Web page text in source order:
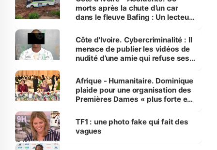
morts après la chute d’un car
dans le fleuve Bafing : Un lecteur
des Transports
Côte d'Ivoire. Cybercriminalité : Il
menace de publier les vidéos de
nudité d’une amie qui refuse ses
Afrique - Humanitaire. Dominique
plaide pour une organisation des
Premières Dames « plus forte et
sur la scène internationale »
TF1 : une photo fake qui fait des
vagues